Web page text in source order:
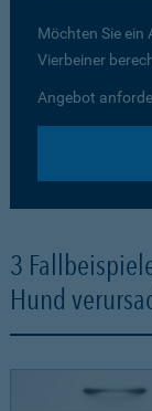
Möchten Sie
Vierbeiner
Angebot
3
Hund